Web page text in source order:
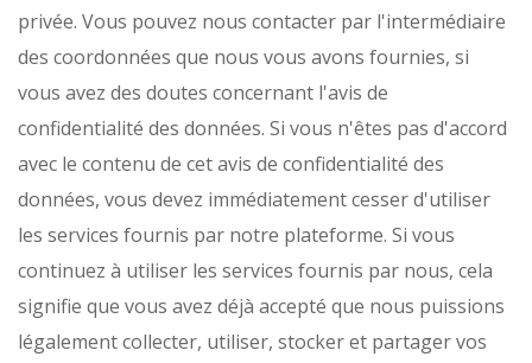
privée. Vous pouvez nous contacter par l'intermédiaire
des coordonnées que nous vous avons fournies, si
vous avez des doutes concernant l'avis de
confidentialité des données. Si vous n'êtes pas d'accord
avec le contenu de cet avis de confidentialité des
données, vous devez immédiatement cesser d'utiliser
les services fournis par notre plateforme. Si vous
continuez à utiliser les services fournis par nous, cela
signifie que vous avez déjà accepté que nous puissions
légalement collecter, utiliser, stocker et partager vos